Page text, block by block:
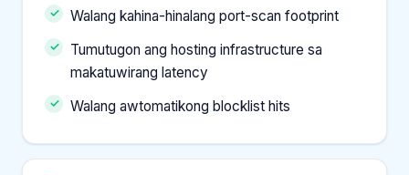
Walang kahina-hinalang port-scan footprint
Tumutugon ang hosting infrastructure sa
makatuwirang latency
Walang awtomatikong blocklist hits